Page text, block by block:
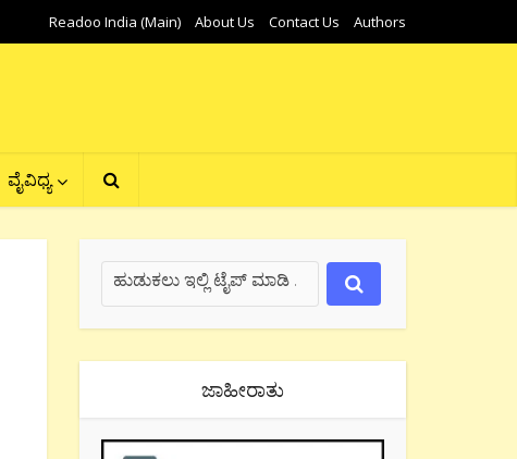
Readoo India (Main) About Us Contact Us Authors
ವೈವಿಧ್ಯ
ಜಾಹೀರಾತು